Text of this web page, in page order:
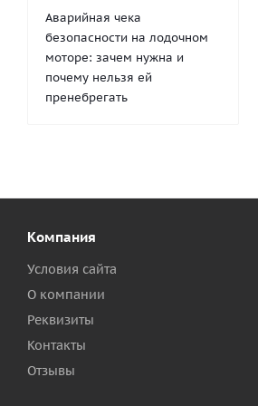
Аварийная чека
безопасности на лодочном
моторе: зачем нужна и
почему нельзя ей
пренебрегать
Компания
Условия сайта
О компании
Реквизиты
Контакты
Отзывы